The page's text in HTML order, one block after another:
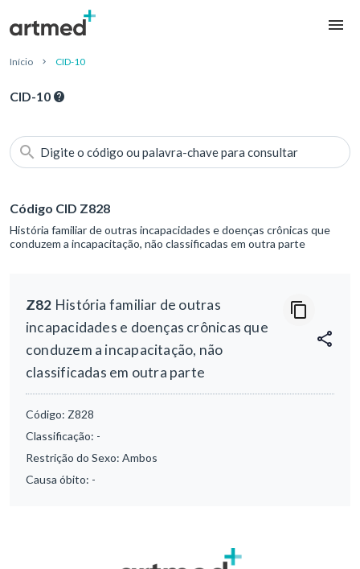
Início CID-10
CID-10
Digite o código ou palavra-chave para consultar
Código CID Z828
História familiar de outras incapacidades e doenças crônicas que
conduzem a incapacitação, não classificadas em outra parte
Z82 História familiar de outras
incapacidades e doenças crônicas que
conduzem a incapacitação, não
classificadas em outra parte
Código: Z828
Classificação: -
Restrição do Sexo: Ambos
Causa óbito: -